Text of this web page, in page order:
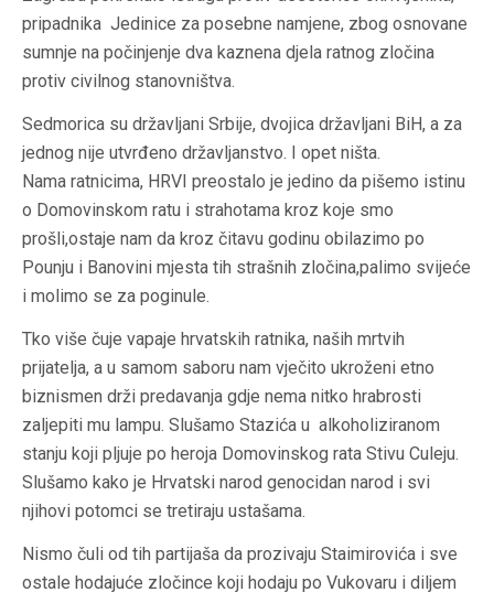
pripadnika Jedinice za posebne namjene, zbog osnovane
sumnje na počinjenje dva kaznena djela ratnog zločina
protiv civilnog stanovništva.
Sedmorica su državljani Srbije, dvojica državljani BiH, a za
jednog nije utvrđeno državljanstvo. I opet ništa.
Nama ratnicima, HRVI preostalo je jedino da pišemo istinu
o Domovinskom ratu i strahotama kroz koje smo
prošli,ostaje nam da kroz čitavu godinu obilazimo po
Pounju i Banovini mjesta tih strašnih zločina,palimo svijeće
i molimo se za poginule.
Tko više čuje vapaje hrvatskih ratnika, naših mrtvih
prijatelja, a u samom saboru nam vječito ukroženi etno
biznismen drži predavanja gdje nema nitko hrabrosti
zaljepiti mu lampu. Slušamo Stazića u alkoholiziranom
stanju koji pljuje po heroja Domovinskog rata Stivu Culeju.
Slušamo kako je Hrvatski narod genocidan narod i svi
njihovi potomci se tretiraju ustašama.
Nismo čuli od tih partijaša da prozivaju Staimirovića i sve
ostale hodajuće zločince koji hodaju po Vukovaru i diljem